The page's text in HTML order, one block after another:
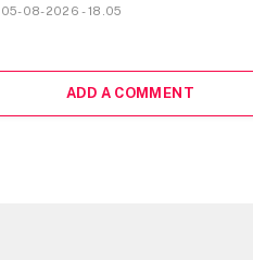
05-08-2026 - 18.05
ADD A COMMENT